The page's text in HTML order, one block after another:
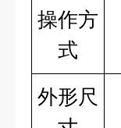
操作方
式
外形尺